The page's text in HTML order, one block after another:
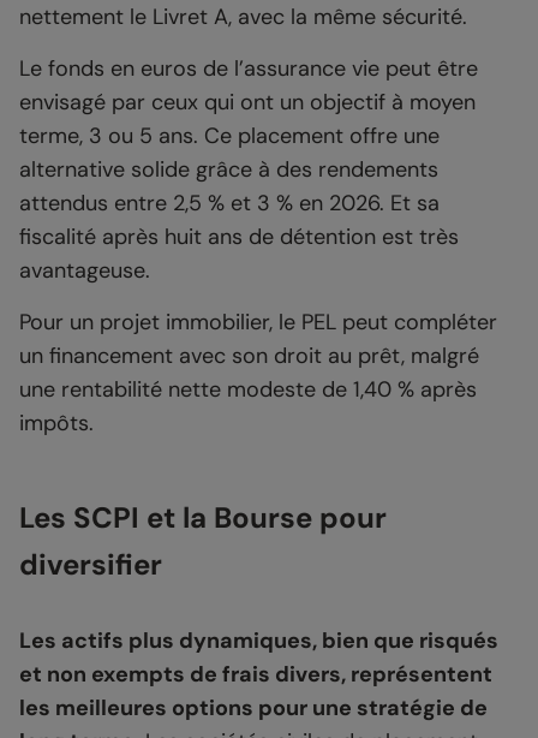
nettement le Livret A, avec la même sécurité.
Le fonds en euros de l’assurance vie peut être
envisagé par ceux qui ont un objectif à moyen
terme, 3 ou 5 ans. Ce placement offre une
alternative solide grâce à des rendements
attendus entre 2,5 % et 3 % en 2026. Et sa
fiscalité après huit ans de détention est très
avantageuse.
Pour un projet immobilier, le PEL peut compléter
un financement avec son droit au prêt, malgré
une rentabilité nette modeste de 1,40 % après
impôts.
Les SCPI et la Bourse pour
diversifier
Les actifs plus dynamiques, bien que risqués
et non exempts de frais divers, représentent
les meilleures options pour une stratégie de